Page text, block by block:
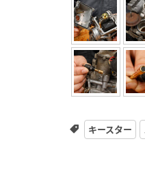
キースター